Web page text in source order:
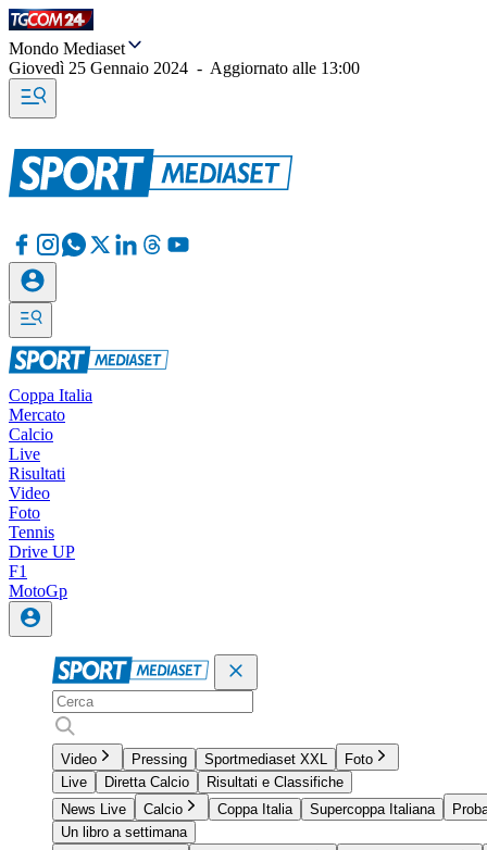
Mondo Mediaset
Giovedì 25 Gennaio 2024 - Aggiornato alle 13:00
Coppa Italia
Mercato
Calcio
Live
Risultati
Video
Foto
Tennis
Drive UP
F1
MotoGp
Video Pressing Sportmediaset XXL
Foto
Live
Diretta Calcio
Risultati e Classifiche
News Live
Calcio Coppa Italia Supercoppa Italiana
Un libro a settimana